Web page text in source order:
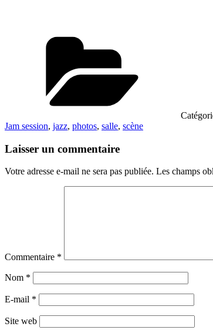
Jam session, jazz, photos, salle, scène
Laisser un commentaire
Votre adresse e-mail ne sera pas publiée. Les champs
Commentaire *
Nom *
E-mail *
Site web